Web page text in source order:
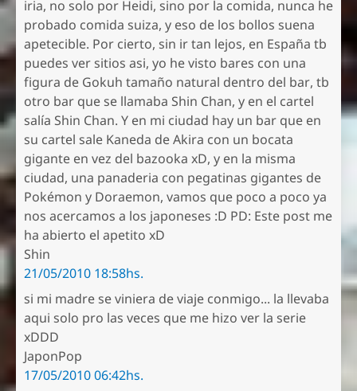
iria, no solo por Heidi, sino por la comida, nunca he
probado comida suiza, y eso de los bollos suena
apetecible. Por cierto, sin ir tan lejos, en España tb
puedes ver sitios asi, yo he visto bares con una
figura de Gokuh tamaño natural dentro del bar, tb
otro bar que se llamaba Shin Chan, y en el cartel
salía Shin Chan. Y en mi ciudad hay un bar que en
su cartel sale Kaneda de Akira con un bocata
gigante en vez del bazooka xD, y en la misma
ciudad, una panaderia con pegatinas gigantes de
Pokémon y Doraemon, vamos que poco a poco ya
nos acercamos a los japoneses :D PD: Este post me
ha abierto el apetito xD
Shin
21/05/2010 18:58hs.
si mi madre se viniera de viaje conmigo... la llevaba
aqui solo pro las veces que me hizo ver la serie
xDDD
JaponPop
17/05/2010 06:42hs.